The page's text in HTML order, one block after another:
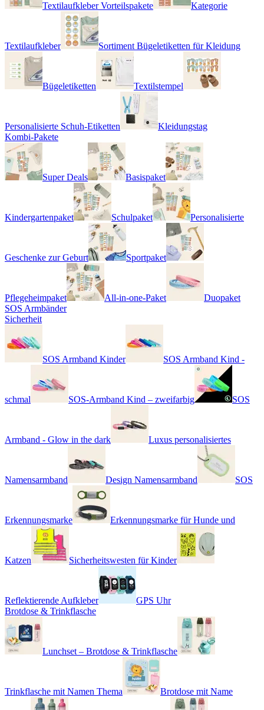
Textilaufkleber Vorteilspakete Kategorie
Textilaufkleber Sortiment Bügeletiketten für Kleidung
Bügeletiketten Textilstempel
Personalisierte Schuh-Etiketten
Kleidungstag
Kombi-Pakete
Super Deals Basispaket
Kindergartenpaket Schulpaket Personalisierte
Geschenke zur Geburt Sportpaket
Pflegeheimpaket All-in-one-Paket
Duopaket
SOS Armbänder
Sicherheit
SOS Armband Kinder SOS Armband Kind -
schmal SOS-Armband Kind – zweifarbig SOS
Armband - Glow in the dark Luxus personalisiertes
Namensarmband Design Namensarmband SOS
Erkennungsmarke Erkennungsmarke für Hunde und
Katzen Sicherheitswesten für Kinder
Reflektierende Aufkleber
GPS Uhr
Brotdose & Trinkflasche
Lunchset – Brotdose & Trinkflasche
Trinkflasche mit Namen Thema Brotdose mit Name